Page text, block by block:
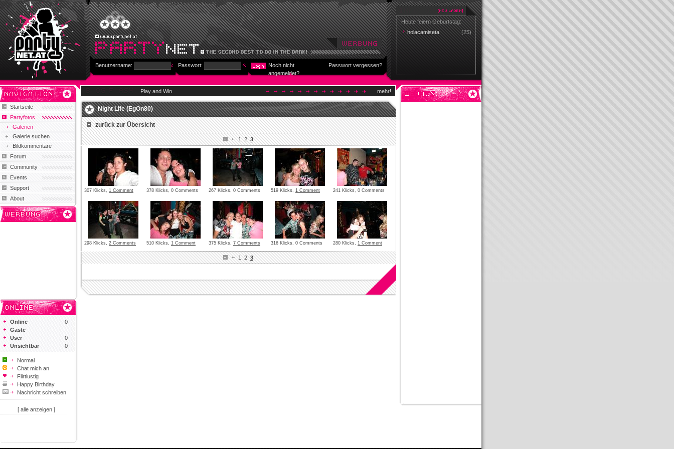
Benutzername: Passwort:
Noch nicht
angemeldet?
Passwort vergessen?
Heute feiern Geburtstag:
holacamiseta
(25)
Startseite
Partyfotos
Galerien
Galerie suchen
Bildkommentare
Forum
Community
Events
Support
About
Online
0
Gäste
User
0
Unsichtbar
0
Normal
Chat mich an
Flirtlustig
Happy Birthday
Nachricht schreiben
[ alle anzeigen ]
Play and Win mehr!
Night Life (EgOn80)
zurück zur Übersicht
1 2 3
307 Klicks, 1 Comment 378 Klicks, 0 Comments 267 Klicks, 0 Comments 519 Klicks, 1 Comment 241 Klicks, 0 Comments
298 Klicks, 2 Comments 510 Klicks, 1 Comment 375 Klicks, 7 Comments 316 Klicks, 0 Comments 280 Klicks, 1 Comment
1 2 3